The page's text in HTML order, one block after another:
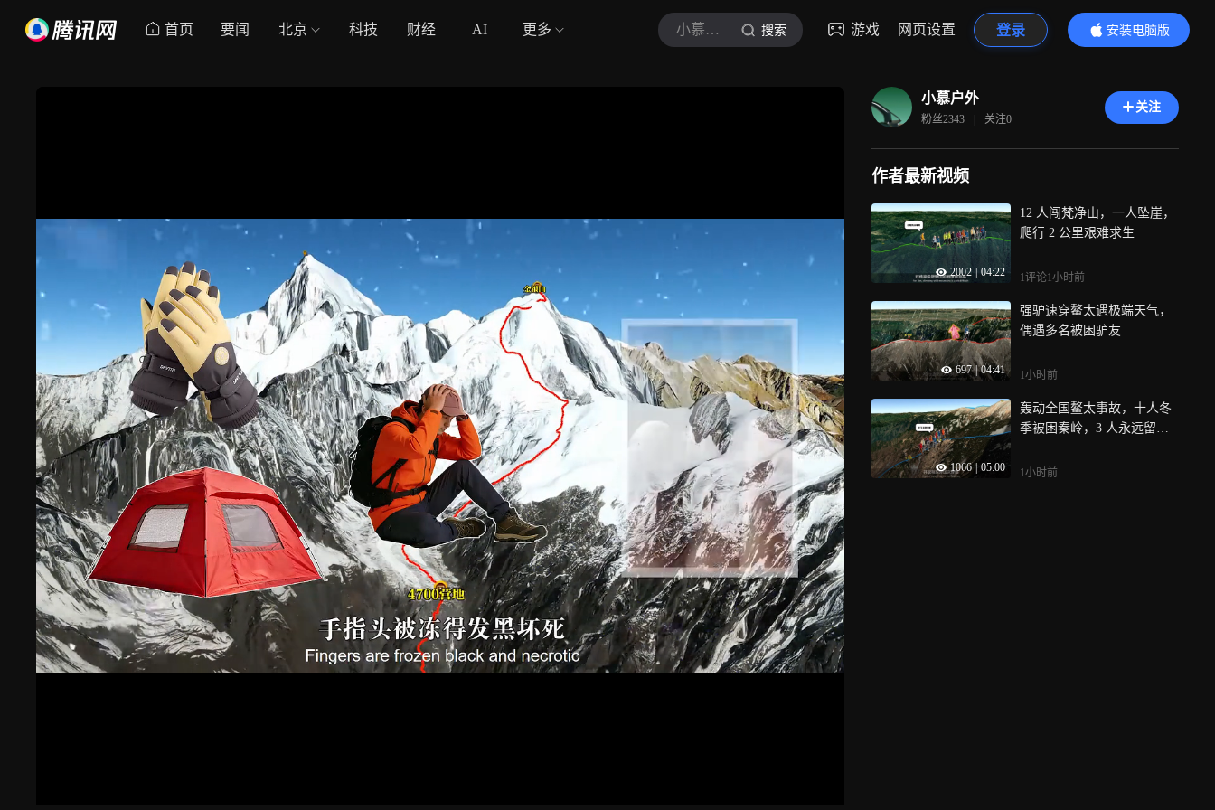
首页 要闻 北京 科技 财经 AI 更多 小慕户外 搜索 游戏 网页设置 登录
安装电脑版
内容更精彩
小慕户外
粉丝2343 | 关注0
关注
作者最新视频
2002 04:22
12 人闯梵净山，一人坠崖，
爬行 2 公里艰难求生
1评论1小时前
697 | 04:41
强驴速穿鳌太遇极端天气，
偶遇多名被困驴友
1小时前
1066 | 05:00
轰动全国鳌太事故，十人冬
季被困秦岭，3 人永远留在
1小时前